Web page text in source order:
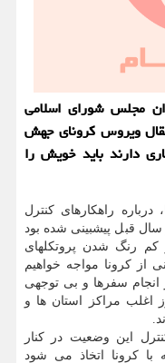
مجلس شورای اسلامی
ویروس کرونای جهش
دارند باید خویش را
راهکارهای کنترل
سال قبل پیشبینی شده بود
رنگ شدن پروتکلهای
از کرونا مواجه خواهیم
انجام سفرها و بی توجهی
اغلب مراکز استان ها و
این وضعیت در کنار
با کرونا اتخاذ می شود